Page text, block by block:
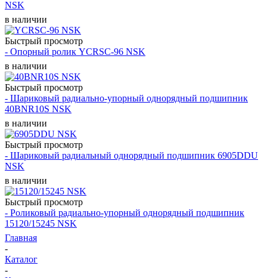
NSK
в наличии
Быстрый просмотр
- Опорный ролик YCRSC-96 NSK
в наличии
Быстрый просмотр
- Шариковый радиально-упорный однорядный подшипник
40BNR10S NSK
в наличии
Быстрый просмотр
- Шариковый радиальный однорядный подшипник 6905DDU
NSK
в наличии
Быстрый просмотр
- Роликовый радиально-упорный однорядный подшипник
15120/15245 NSK
Главная
-
Каталог
-